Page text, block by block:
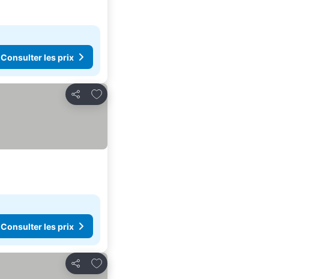
Consulter les prix
Partager
Ajouter à mes favoris
Consulter les prix
Partager
Ajouter à mes favoris